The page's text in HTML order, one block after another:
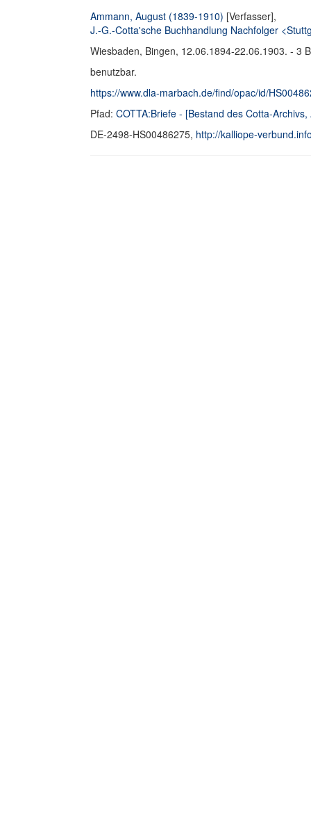
Ammann, August (1839-1910) [Verfasser],
J.-G.-Cotta'sche Buchhandlung Nachfolger
Wiesbaden, Bingen, 12.06.1894-22.06.1903. - 3
benutzbar.
https://www.dla-marbach.de/find/opac/id/
Pfad: COTTA:Briefe - [Bestand des Cotta-Archivs,
DE-2498-HS00486275, http://kalliope-